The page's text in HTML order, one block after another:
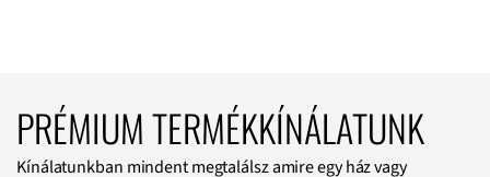
PRÉMIUM TERMÉKKÍNÁLATUNK
Kínálatunkban mindent megtalálsz amire egy ház vagy